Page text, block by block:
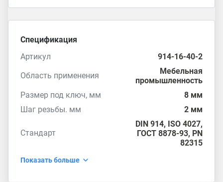
Спецификация
Артикул
914-16-40-2
Область применения
Мебельная
промышленность
Размер под ключ, мм
8 мм
Шаг резьбы. мм
2 мм
Стандарт
DIN 914, ISO 4027,
ГОСТ 8878-93, PN
82315
Показать больше